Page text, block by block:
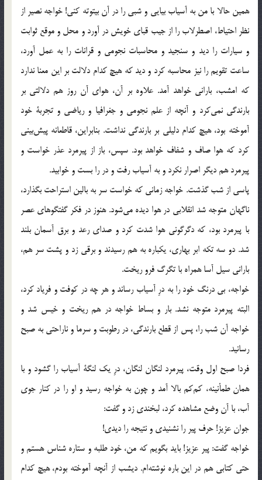
همين حالا با من به آسياب بيايي و شبي را در آن بيتوته كني! خواجه نصير از
نظر احتياط، اصطرلاب را از جيب قباي خويش در آورد و محل و موقع ثوابت
و سيارات را ديد و سنجيد و محاسبات نجومي و قرانات را به عمل آورد،
ساعت تقويم را نيز محاسبه كرد و ديد كه هيچ كدام دلالت بر اين معنا ندارد
كه امشب، باراني خواهد آمد. علاوه بر آن، هواي آن روز هم دلالتي بر
بارندگي نمي‌كرد و آنچه از علم نجومي و جغرافيا و رياضي و تجربة خود
آموخته بود، هيچ كدام دليلي بر بارندگي نداشت. بنابراين، قاطعانه پيش‌بيني
كرد كه هوا صاف و شفاف خواهد بود. سپس، باز از پيرمرد عذر خواست و
پيرمرد هم ديگر اصرار نكرد و به آسياب رفت و در را بست و خوابيد.
پاسي از شب گذشت. خواجه زماني كه خواست سر به بالين استراحت بگذارد،
ناگهان متوجه شد انقلابي در هوا ديده مي‌شود. هنوز در فكر گفتگوهاي عصر
با پيرمرد بود، كه دگرگوني هوا شدت كرد و صداي رعد و برق آسمان بلند
شد. دو سه تكه ابر بهاري، يكباره به هم رسيدند و برقي زد و پشت سر هم،
باراني سيل آسا همراه با تگرگ فرو ريخت.
خواجه، بي درنگ خود را به درِ آسياب رساند و هر چه در كوفت و فرياد كرد،
البته پيرمرد متوجه نشد. بار و بساط خواجه در هم ريخت و خيس شد و
خواجه آن شب را، پس از قطع بارندگي، در رطوبت و سرما و ناراحتي به صبح
رسانيد.
فردا صبح اول وقت، پيرمرد لنگان لنگان، درِ يك لنگة آسياب را گشود و با
همان طمأنينه، كم‌كم بالا آمد و چون به خواجه رسيد و او را در كنار جوي
آب، با آن وضع مشاهده كرد، لبخندي زد و گفت:
جوان عزيز! حرف پير را نشنيدي و نتيجه را ديدي!
خواجه گفت: پير عزيز! بايد بگويم كه من، خود طلبه و ستاره شناس هستم و
حتي كتابي هم در اين باره نوشته‌ام. ديشب از آنچه آموخته بودم، هيچ كدام